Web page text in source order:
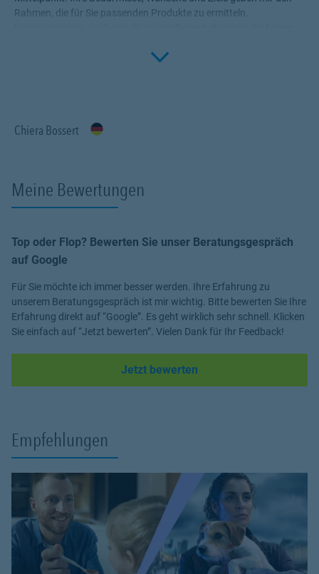
Rahmen, die für Sie passenden Produkte zu ermitteln.
Fachwissen, meiner Begeisterung für alle Fragen rund um das
Click to
Chiera Bossert
Meine Bewertungen
Top oder Flop? Bewerten Sie unser Beratungsgespräch
auf Google
Für Sie möchte ich immer besser werden. Ihre Erfahrung zu
unserem Beratungsgespräch ist mir wichtig. Bitte bewerten Sie Ihre
Erfahrung direkt auf “Google”. Es geht wirklich sehr schnell. Klicken
Sie einfach auf “Jetzt bewerten”. Vielen Dank für Ihr Feedback!
Jetzt bewerten
Empfehlungen